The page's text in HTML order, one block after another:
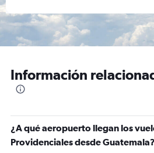
Información
¿A qué aeropuerto llegan los
Providenciales desde Guatemala?